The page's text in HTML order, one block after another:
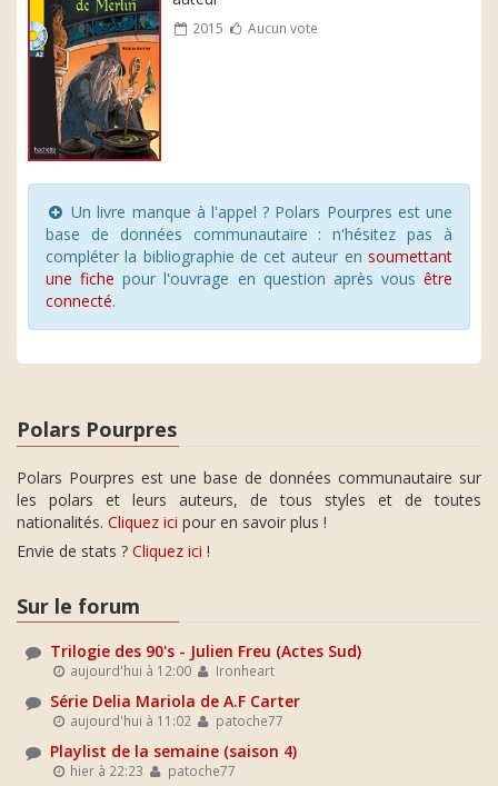
2015 Aucun vote
Un livre manque à l'appel ? Polars Pourpres est une
base de données communautaire : n'hésitez pas à
compléter la bibliographie de cet auteur en soumettant
une fiche pour l'ouvrage en question après vous être
connecté.
Polars Pourpres
Polars Pourpres est une base de données communautaire sur
les polars et leurs auteurs, de tous styles et de toutes
nationalités. Cliquez ici pour en savoir plus !
Envie de stats ? Cliquez ici !
Sur le forum
Trilogie des 90's - Julien Freu (Actes Sud)
aujourd'hui à 12:00 Ironheart
Série Delia Mariola de A.F Carter
aujourd'hui à 11:02 patoche77
Playlist de la semaine (saison 4)
hier à 22:23 patoche77